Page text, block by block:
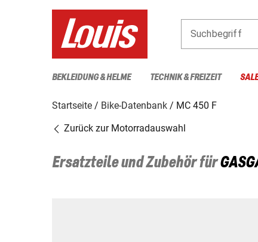
Suchbegriff
BEKLEIDUNG & HELME TECHNIK & FREIZEIT
Startseite Bike-Datenbank
MC 450 F
Zurück zur Motorradauswahl
Ersatzteile und Zubehör für